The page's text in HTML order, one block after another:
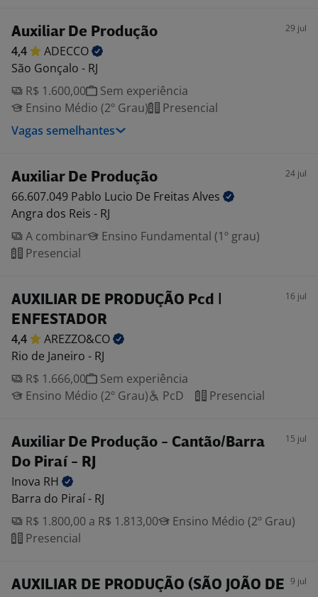
Auxiliar De Produção 29 jul
4,4
ADECCO
São Gonçalo - RJ
R$ 1.600,00
Sem experiência
Ensino Médio (2º Grau)
Presencial
Vagas semelhantes
Auxiliar De Produção 24 jul
66.607.049 Pablo Lucio De Freitas Alves
Angra dos Reis - RJ
A combinar
Ensino Fundamental (1º grau)
Presencial
AUXILIAR DE PRODUÇÃO Pcd |
ENFESTADOR
16 jul
4,4
AREZZO&CO
Rio de Janeiro - RJ
R$ 1.666,00
Sem experiência
Ensino Médio (2º Grau)
PcD Presencial
Auxiliar De Produção - Cantão/Barra
Do Piraí - RJ
15 jul
Inova RH
Barra do Piraí - RJ
R$ 1.800,00 a R$ 1.813,00
Ensino Médio (2º Grau)
Presencial
AUXILIAR DE PRODUÇÃO (SÃO JOÃO DE 9 jul